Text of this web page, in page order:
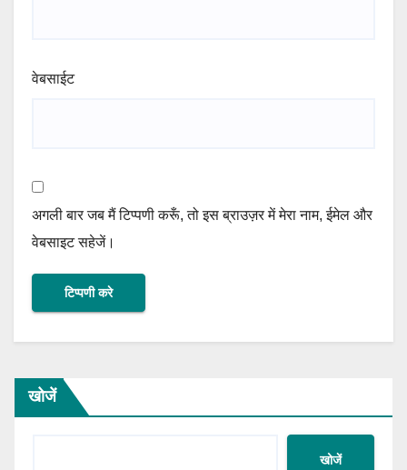
वेबसाईट
अगली बार जब मैं टिप्पणी करूँ, तो इस ब्राउज़र में मेरा नाम, ईमेल और
वेबसाइट सहेजें।
खोजें
खोजें